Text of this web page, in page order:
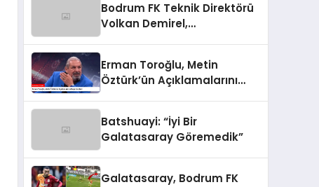
Bodrum FK Teknik Direktörü
Volkan Demirel,
Erman Toroğlu, Metin
Öztürk’ün Açıklamalarını
Batshuayi: “İyi Bir
Galatasaray Göremedik”
Galatasaray, Bodrum FK